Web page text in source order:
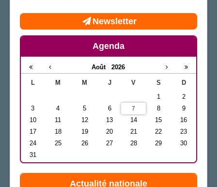
Newsletter
Agenda
Août 2026
L M M J V S
D
1
2
3
4 5 6 7 8
9
10
11 12 13 14 15
16
17
18 19 20 21 22
23
24
25 26 27 28 29
30
31
Actualité nationale